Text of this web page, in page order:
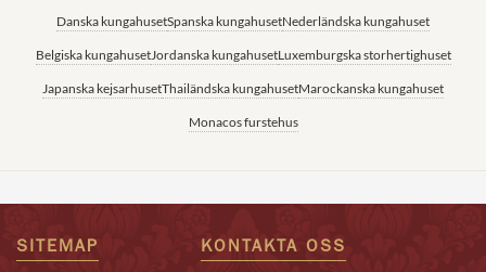
Danska kungahusetSpanska kungahusetNederländska kungahuset
Belgiska kungahusetJordanska kungahusetLuxemburgska storhertighuset
Japanska kejsarhusetThailändska kungahusetMarockanska kungahuset
Monacos furstehus
SITEMAP KONTAKTA OSS